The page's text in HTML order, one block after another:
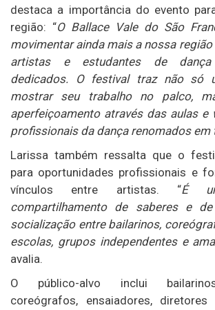
destaca a importância do evento
região: “O Ballace Vale do São
movimentar ainda mais a nossa
artistas e estudantes de
dedicados. O festival traz não só
mostrar seu trabalho no palco,
aperfeiçoamento através das aulas e
profissionais da dança renomados em
Larissa também ressalta que o
para oportunidades profissionais e
vínculos entre artistas. “É
compartilhamento de saberes e
socialização entre bailarinos,
escolas, grupos independentes e
avalia.
O público-alvo inclui
coreógrafos, ensaiadores,